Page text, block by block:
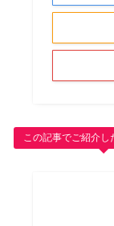
この記事でご紹介